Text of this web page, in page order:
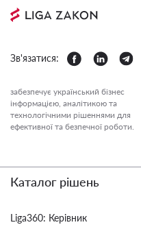
Зв'язатися:
забезпечує український бізнес
інформацією, аналітикою та
технологічними рішеннями для
ефективної та безпечної роботи.
Каталог рішень
Liga360: Керівник